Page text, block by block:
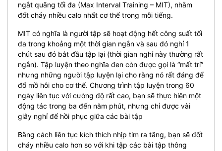
ngắt quãng tối đa (Max Interval Training – MIT), nhằm
đốt cháy nhiều calo nhất cơ thể trong mỗi tiếng.
MIT có nghĩa là người tập sẽ hoạt động hết công suất tối
đa trong khoảng một thời gian ngắn và sau đó nghỉ 1
chút sau đó bắt đầu tập lại (thời gian nghỉ này thường rất
ngắn). Tập luyện theo nghĩa đen còn được gọi là “mất trí”
nhưng những người tập luyện lại cho rằng nó rất đáng để
đổ mồ hôi cho cơ thể. Chương trình tập luyện trong 60
ngày liên tục với cường độ rất cao, bạn sẽ thực hiện một
động tác trong ba đến năm phút, nhưng chỉ được vài
giây nghỉ để hồi phục giữa các bài tập
Bằng cách liên tục kích thích nhịp tim ra tăng, bạn sẽ đốt
cháy nhiều calo hơn so với khi tập các bài tập thông